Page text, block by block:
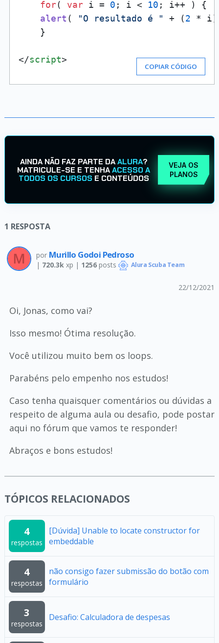
for( var i = 0 ; i < 10 ; i++ ) {
alert ( "O resultado é " + (2 *
    }
</script>
COPIAR CÓDIGO
AINDA NÃO FAZ PARTE DAALURA?
MATRICULE-SE E TENHAACESSO A
TODOS OS CURSOS E CONTEÚDOS
VEJA OS
PLANOS
1 RESPOSTA
por Murillo Godoi Pedroso
| 720.3k xp | 1256posts Alura Scuba Team
22/12/2021
Oi, Jonas, como vai?
Isso mesmo! Ótima resolução.
Você utilizou muito bem os loops.
Parabéns pelo empenho nos estudos!
Caso tenha quaisquer comentários ou dúvidas a
respeito de alguma aula ou desafio, pode postar
aqui no fórum que vamos te responder!
Abraços e bons estudos!
TÓPICOS RELACIONADOS
4
respostas
[Dúvida] Unable to locate constructor for
embeddable
4
respostas
não consigo fazer submissão do botão com
formulário
3
respostas
Desafio: Calculadora de despesas